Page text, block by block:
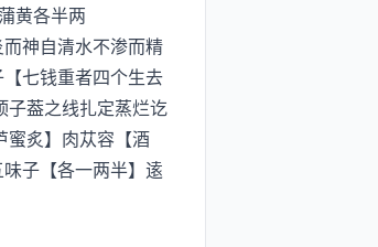
黄各半两
神自清水不渗而精
七钱重者四个生去
子葢之线扎定蒸烂讫
蜜炙】肉苁容【酒
子【各一两半】逺